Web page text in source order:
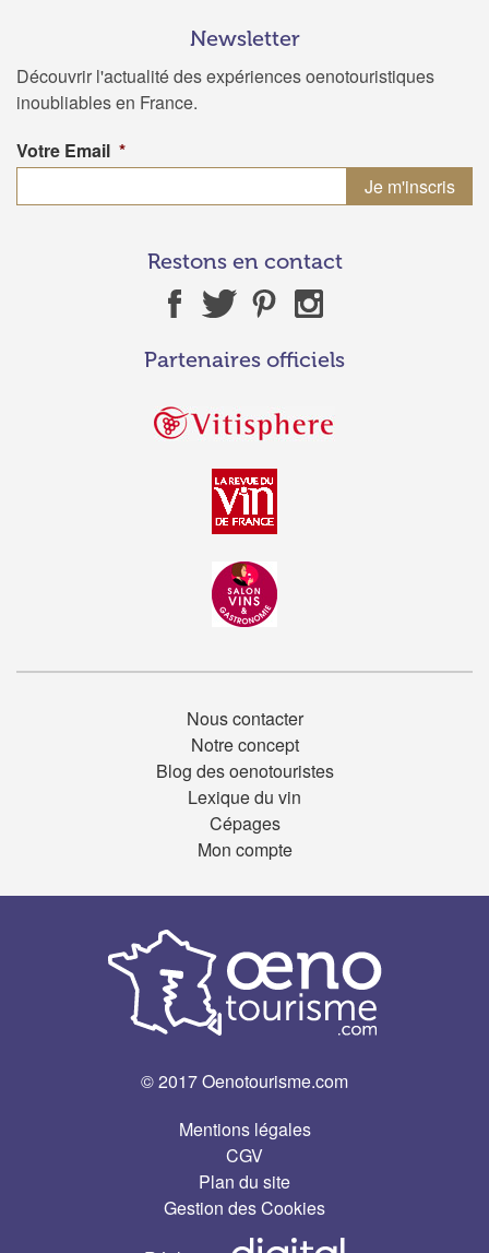
Newsletter
Découvrir l'actualité des expériences oenotouristiques
inoubliables en France.
Votre Email *
Restons en contact
Partenaires officiels
Nous contacter
Notre concept
Blog des oenotouristes
Lexique du vin
Cépages
Mon compte
© 2017 Oenotourisme.com
Mentions légales
CGV
Plan du site
Gestion des Cookies